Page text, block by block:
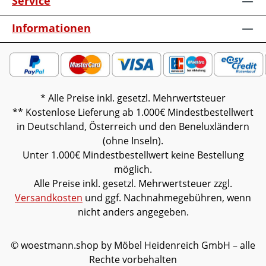
PolsterungWichtige Informationen:Alle
Stühle werden serienmäßig mit Kunststoff-
und Filzgleitern ausgeliefert.Möbel ist
vormontiert (Restmontage kann
erforderlich sein).Farben können auf
verschiedenen Bildschirmen abweichen.
enthalten. Abbildung kann abweichen.
Informationen
* Alle Preise inkl. gesetzl. Mehrwertsteuer
** Kostenlose Lieferung ab 1.000€ Mindestbestellwert
in Deutschland, Österreich und den Beneluxländern
(ohne Inseln).
Unter 1.000€ Mindestbestellwert keine Bestellung
möglich.
Alle Preise inkl. gesetzl. Mehrwertsteuer zzgl.
Versandkosten und ggf. Nachnahmegebühren, wenn
nicht anders angegeben.
© woestmann.shop by Möbel Heidenreich GmbH – alle
Rechte vorbehalten